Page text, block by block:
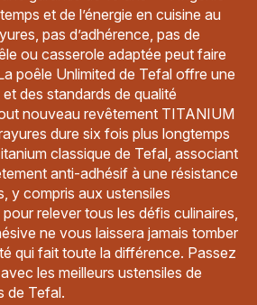
et de l’énergie en cuisine au
pas d’adhérence, pas de
ou casserole adaptée peut faire
poêle Unlimited de Tefal offre une
des standards de qualité
nouveau revêtement TITANIUM
dure six fois plus longtemps
classique de Tefal, associant
anti-adhésif à une résistance
y compris aux ustensiles
relever tous les défis culinaires,
ne vous laissera jamais tomber
qui fait toute la différence. Passez
les meilleurs ustensiles de
de Tefal.